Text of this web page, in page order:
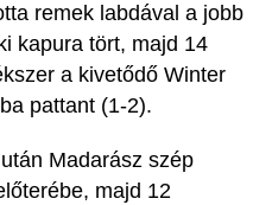
remek labdával a jobb
kapura tört, majd 14
a kivetődő Winter
pattant (1-2).
Madarász szép
majd 12